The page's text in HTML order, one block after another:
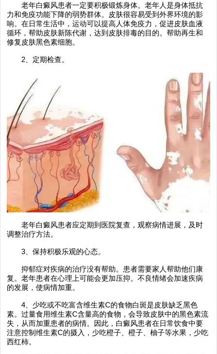
老年白癜风患者一定要积极锻炼身体。老年人是身体抵抗
力和免疫功能下降的弱势群体。皮肤很容易受到外界环境的影
响。在日常生活中，运动可以提高人体免疫力，促进皮肤血液
循环，帮助皮肤新陈代谢，达到皮肤排毒的目的。帮助再生和
修复皮肤黑色素细胞。
2、定期检查。
老年白癜风患者应定期到医院复查，观察病情进展，及时
调整治疗方法。
3、保持积极乐观的心态。
抑郁症对疾病的治疗没有帮助。患者需要家人帮助他们康
复。老年患者在心理上可能会更加压抑。不良情绪会加速疾病
的发展，使病情加重。
4、少吃或不吃富含维生素C的食物白斑是皮肤缺乏黑色
素。过量食用维生素C含量高的食物，会导致皮肤中的黑色素流
失，从而加重患者的病情。因此，白癜风患者在日常饮食中要
注意控制维生素C的摄入，少吃橙子、橙子、柚子等水果，少吃
西红柿。